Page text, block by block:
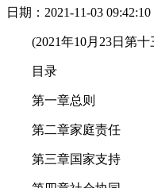
日期： 2021-11-03 09:42:10
(2021年10月23日第
目录
第一章总则
第二章家庭责任
第三章国家支持